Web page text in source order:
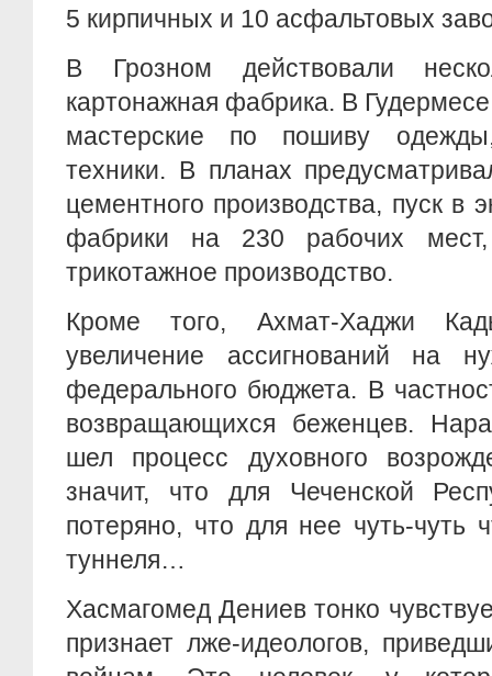
5 кирпичных и 10 асфальтовых
В Грозном действовали
картонажная фабрика. В
мастерские по пошиву
техники. В планах
цементного производства, пуск в
фабрики на 230 рабочих
трикотажное производство.
Кроме того, Ахмат-Хаджи
увеличение ассигнований на
федерального бюджета. В
возвращающихся беженцев.
шел процесс духовного
значит, что для Чеченской
потеряно, что для нее чуть-чуть
туннеля…
Хасмагомед Дениев тонко
признает лже-идеологов,